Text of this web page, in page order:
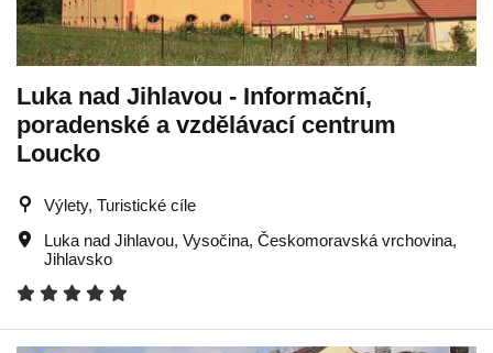
Luka nad Jihlavou - Informační,
poradenské a vzdělávací centrum
Loucko
Výlety, Turistické cíle
Luka nad Jihlavou, Vysočina, Českomoravská vrchovina,
Jihlavsko